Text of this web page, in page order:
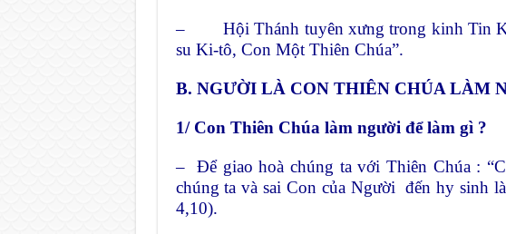
– Hội Thánh tuyên xưng trong kinh Tin
su Ki-tô, Con Một Thiên Chúa”.
B. NGƯỜI LÀ CON THIÊN CHÚA LÀM
1/ Con Thiên Chúa làm người để làm gì ?
– Để giao hoà chúng ta với Thiên Chúa :
chúng ta và sai Con của Người đến hy sinh
4,10).